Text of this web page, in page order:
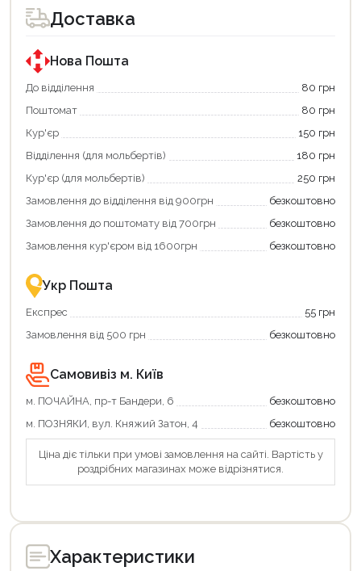
для
покупки
державною
програмою
єКнига.
Використовуйте
карту
щоб
зекономити
та
отримати
переваги!
картою
єКнига
–
зручно
та
Доставка
Нова Пошта
До відділення
80 грн
Поштомат
80 грн
Кур'єр
150 грн
Відділення (для мольбертів)
180 грн
Кур'єр (для мольбертів)
250 грн
Замовлення до відділення від 900грн
безкоштовно
Замовлення до поштомату від 700грн
безкоштовно
Замовлення кур'єром від 1600грн
безкоштовно
Укр Пошта
Експрес
55 грн
Замовлення від 500 грн
безкоштовно
Самовивіз м. Київ
м. ПОЧАЙНА, пр-т Бандери, 6
безкоштовно
м. ПОЗНЯКИ, вул. Княжий Затон, 4
безкоштовно
Ціна діє тільки при умові замовлення на сайті. Вартість у
роздрібних магазинах може відрізнятися.
Характеристики